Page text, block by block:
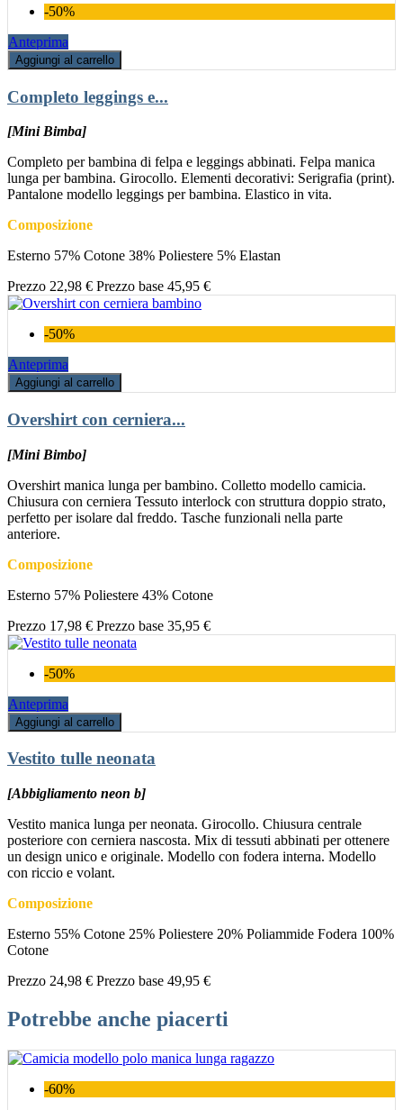
-50%
Anteprima
Aggiungi al carrello
Completo leggings e...
[Mini Bimba]
Completo per bambina di felpa e leggings abbinati. Felpa manica
lunga per bambina. Girocollo. Elementi decorativi: Serigrafia (print).
Pantalone modello leggings per bambina. Elastico in vita.
Composizione
Esterno 57% Cotone 38% Poliestere 5% Elastan
Prezzo 22,98 € Prezzo base 45,95 €
-50%
Anteprima
Aggiungi al carrello
Overshirt con cerniera...
[Mini Bimbo]
Overshirt manica lunga per bambino. Colletto modello camicia.
Chiusura con cerniera Tessuto interlock con struttura doppio strato,
perfetto per isolare dal freddo. Tasche funzionali nella parte
anteriore.
Composizione
Esterno 57% Poliestere 43% Cotone
Prezzo 17,98 € Prezzo base 35,95 €
-50%
Anteprima
Aggiungi al carrello
Vestito tulle neonata
[Abbigliamento neon b]
Vestito manica lunga per neonata. Girocollo. Chiusura centrale
posteriore con cerniera nascosta. Mix di tessuti abbinati per ottenere
un design unico e originale. Modello con fodera interna. Modello
con riccio e volant.
Composizione
Esterno 55% Cotone 25% Poliestere 20% Poliammide Fodera 100%
Cotone
Prezzo 24,98 € Prezzo base 49,95 €
Potrebbe anche piacerti
-60%